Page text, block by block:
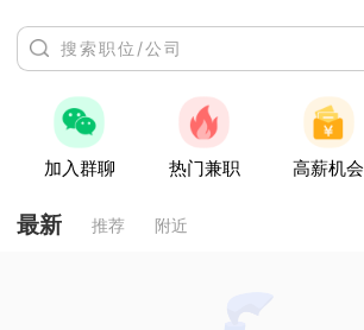
加入群聊 热门兼职 高薪机会
最新 推荐 附近